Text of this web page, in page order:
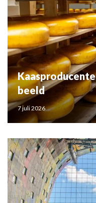
beeld
7 juli 2026